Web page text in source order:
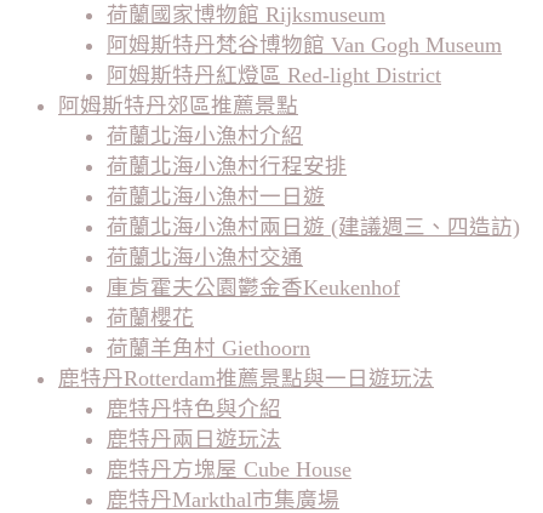
荷蘭國家博物館 Rijksmuseum
阿姆斯特丹梵谷博物館 Van Gogh Museum
阿姆斯特丹紅燈區 Red-light District
阿姆斯特丹郊區推薦景點
荷蘭北海小漁村介紹
荷蘭北海小漁村行程安排
荷蘭北海小漁村一日遊
荷蘭北海小漁村兩日遊 (建議週三、四造訪)
荷蘭北海小漁村交通
庫肯霍夫公園鬱金香Keukenhof
荷蘭櫻花
荷蘭羊角村 Giethoorn
鹿特丹Rotterdam推薦景點與一日遊玩法
鹿特丹特色與介紹
鹿特丹兩日遊玩法
鹿特丹方塊屋 Cube House
鹿特丹Markthal市集廣場